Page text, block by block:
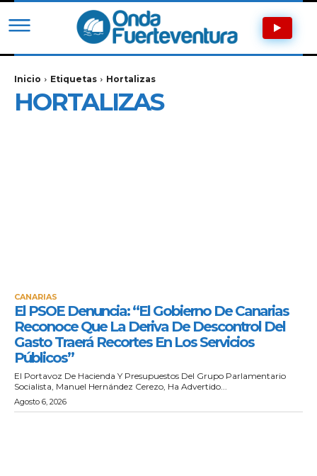
Inicio Etiquetas Hortalizas
HORTALIZAS
CANARIAS
El PSOE Denuncia: “El Gobierno De Canarias
Reconoce Que La Deriva De Descontrol Del
Gasto Traerá Recortes En Los Servicios
Públicos”
El Portavoz De Hacienda Y Presupuestos Del Grupo Parlamentario
Socialista, Manuel Hernández Cerezo, Ha Advertido...
Agosto 6, 2026